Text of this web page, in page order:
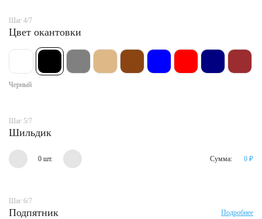
Шаг 4/7
Цвет окантовки
Черный
Шаг 5/7
Шильдик
0 шт. Сумма: 0 ₽
Шаг 6/7
Подпятник Подробнее